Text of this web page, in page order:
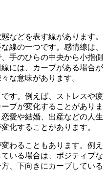
などを表す線があります。
線の一つです。感情線は、
手のひらの中央から小指側
には、カーブがある場合が
な意味があります。
す。例えば、ストレスや疲
ブが変化することがありま
愛や結婚、出産などの人生
化することがあります。
わることもあります。例え
いる場合は、ポジティブな
、下向きにカーブしている